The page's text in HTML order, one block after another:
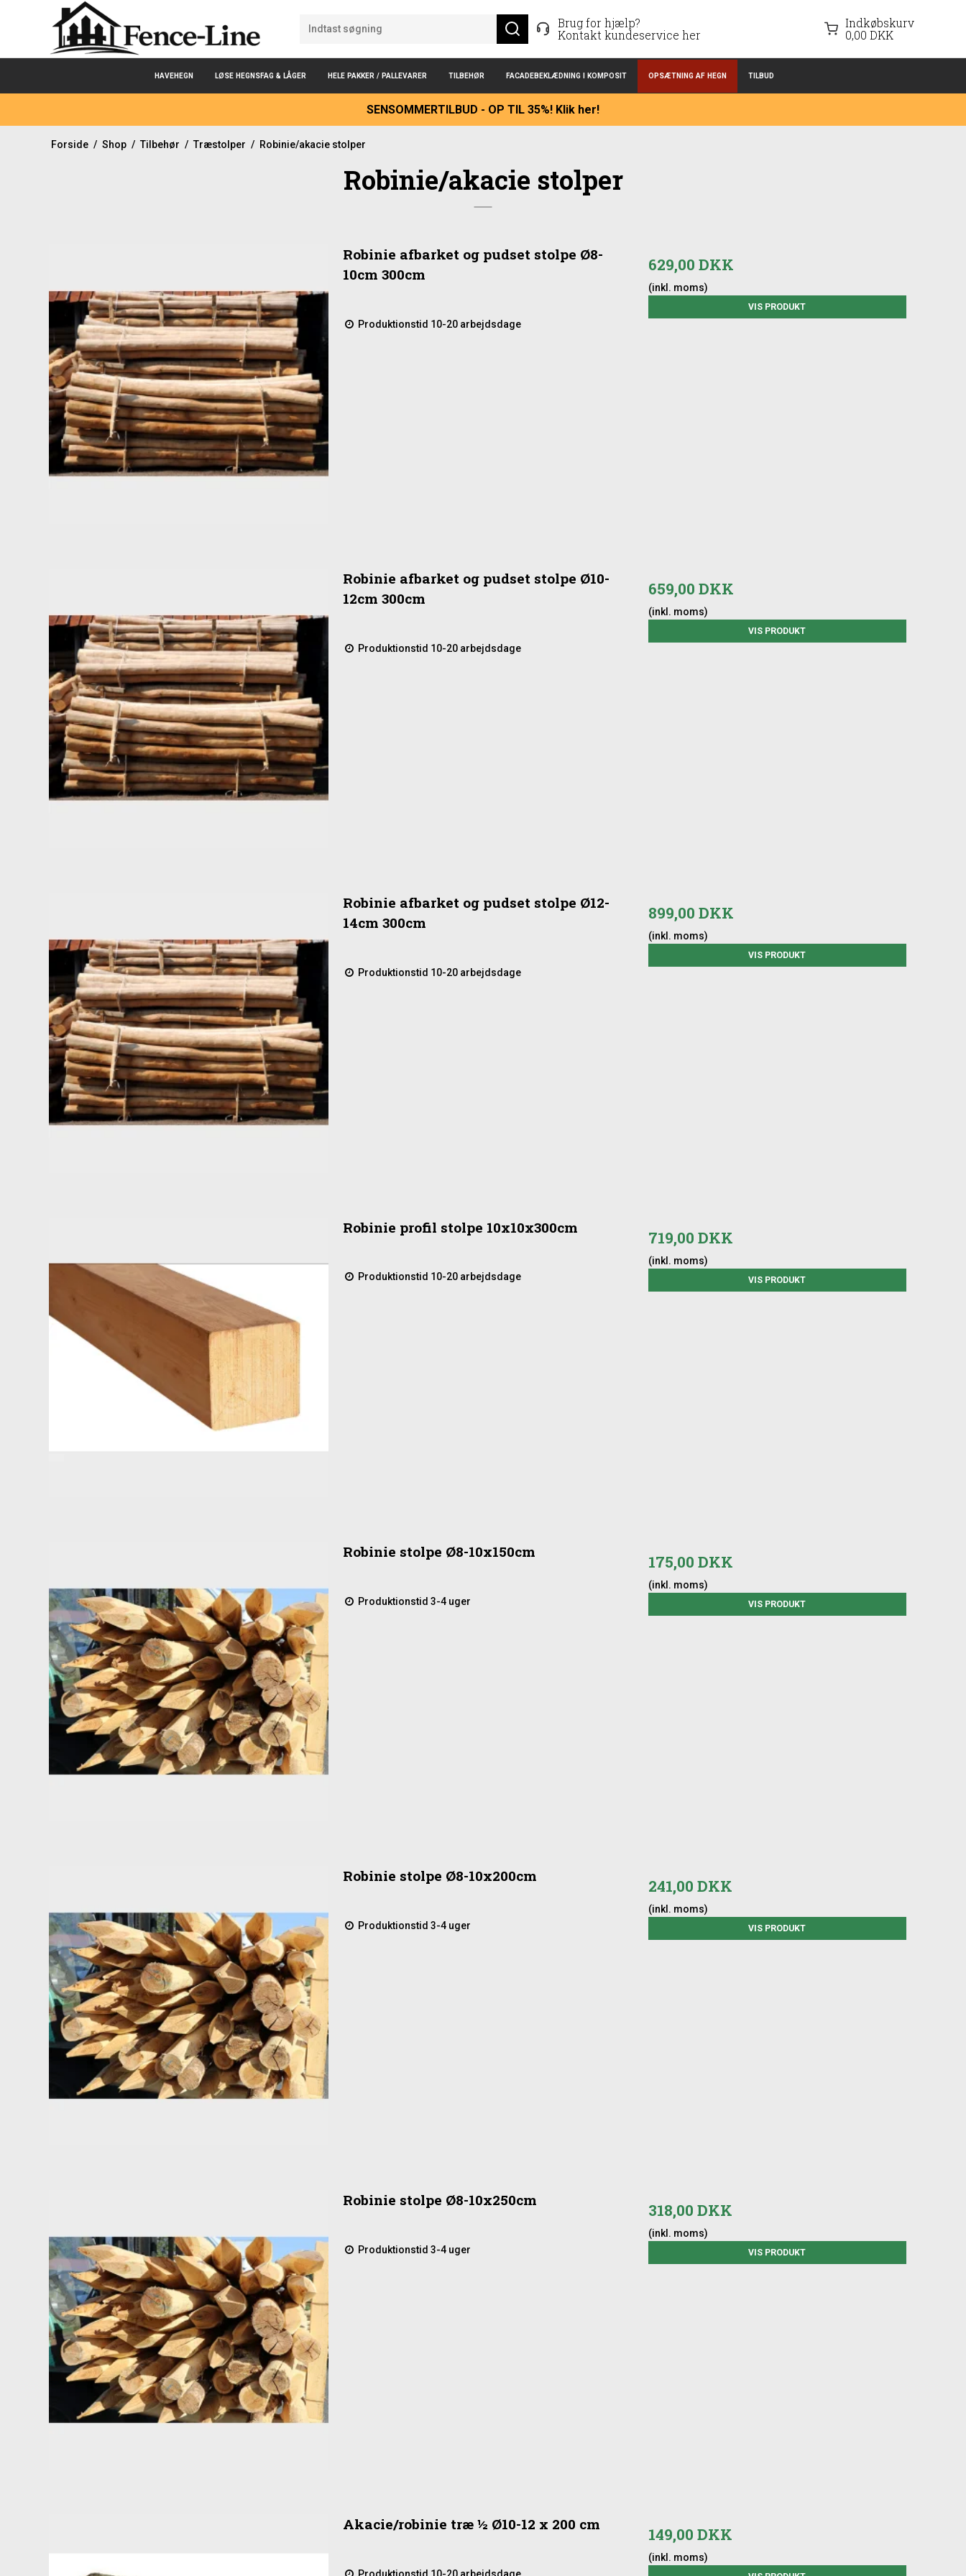
Brug for hjælp?
Kontakt kundeservice her
Indkøbskurv
0,00 DKK
HAVEHEGN LØSE HEGNSFAG & LÅGER HELE PAKKER / PALLEVARER TILBEHØR FACADEBEKLÆDNING I KOMPOSIT OPSÆTNING AF HEGN TILBUD
SENSOMMERTILBUD - OP TIL 35%! Klik her!
Forside / Shop / Tilbehør / Træstolper / Robinie/akacie stolper
Robinie/akacie stolper
Robinie afbarket og pudset stolpe Ø8-
10cm 300cm
Produktionstid 10-20 arbejdsdage
629,00 DKK
(inkl. moms)
VIS PRODUKT
Robinie afbarket og pudset stolpe Ø10-
12cm 300cm
Produktionstid 10-20 arbejdsdage
659,00 DKK
(inkl. moms)
VIS PRODUKT
Robinie afbarket og pudset stolpe Ø12-
14cm 300cm
Produktionstid 10-20 arbejdsdage
899,00 DKK
(inkl. moms)
VIS PRODUKT
Robinie profil stolpe 10x10x300cm
Produktionstid 10-20 arbejdsdage
719,00 DKK
(inkl. moms)
VIS PRODUKT
Robinie stolpe Ø8-10x150cm
Produktionstid 3-4 uger
175,00 DKK
(inkl. moms)
VIS PRODUKT
Robinie stolpe Ø8-10x200cm
Produktionstid 3-4 uger
241,00 DKK
(inkl. moms)
VIS PRODUKT
Robinie stolpe Ø8-10x250cm
Produktionstid 3-4 uger
318,00 DKK
(inkl. moms)
VIS PRODUKT
Akacie/robinie træ ½ Ø10-12 x 200 cm
149,00 DKK
(inkl. moms)